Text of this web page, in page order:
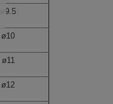
ø9.5
ø10
ø11
ø12